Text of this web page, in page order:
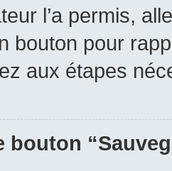
l’a permis,
bouton pour
aux étapes
bouton